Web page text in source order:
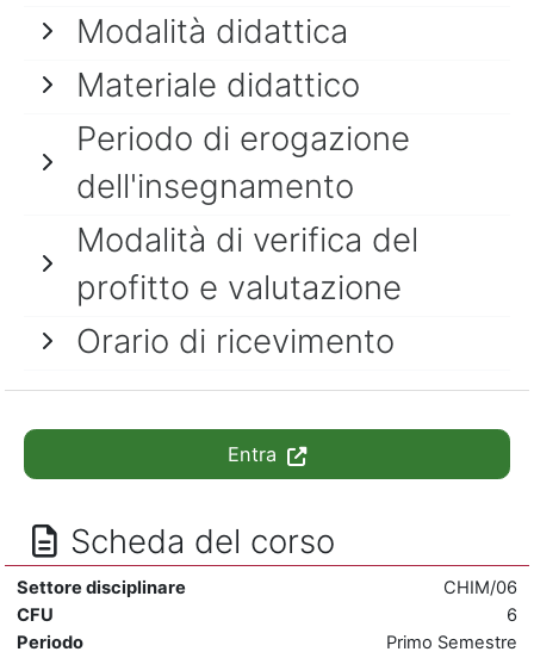
Modalità didattica
Materiale didattico
Periodo di erogazione
dell'insegnamento
Modalità di verifica del
profitto e valutazione
Orario di ricevimento
Entra
Scheda del corso
Settore disciplinare
CHIM/06
CFU
6
Periodo
Primo Semestre